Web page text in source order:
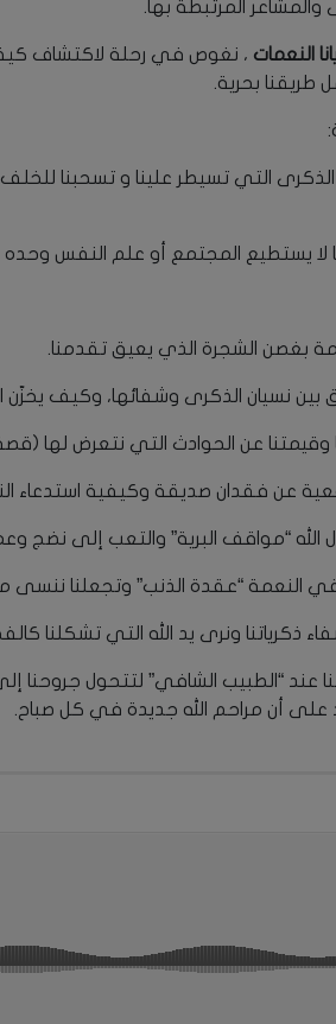
المرتبطة بها.
النعمات ، نغوص في رحلة لاكتشاف
طريقنا بحرية.
التي تسيطر علينا و تسحبنا
يستطيع المجتمع أو علم النفس
بغصن الشجرة الذي يعيق تقدمنا.
بين نسيان الذكرى وشفائها، وكيف يخزّن
عن الحوادث التي نتعرض لها (قصة
عن فقدان صديقة وكيفية استدعاء
“مواقف البرية” والتعب إلى نضج
“عقدة الذنب” وتجعلنا ننسى
ذكرياتنا ونرى يد الله التي تشكلنا
عند “الطبيب الشافي” لتتحول
على أن مراحم الله جديدة في كل صباح.